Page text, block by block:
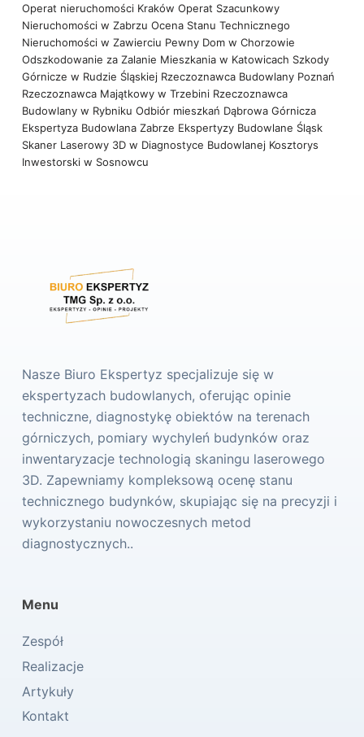
Operat nieruchomości Kraków Operat Szacunkowy
Nieruchomości w Zabrzu Ocena Stanu Technicznego
Nieruchomości w Zawierciu Pewny Dom w Chorzowie
Odszkodowanie za Zalanie Mieszkania w Katowicach Szkody
Górnicze w Rudzie Śląskiej Rzeczoznawca Budowlany Poznań
Rzeczoznawca Majątkowy w Trzebini Rzeczoznawca
Budowlany w Rybniku Odbiór mieszkań Dąbrowa Górnicza
Ekspertyza Budowlana Zabrze Ekspertyzy Budowlane Śląsk
Skaner Laserowy 3D w Diagnostyce Budowlanej Kosztorys
Inwestorski w Sosnowcu
Nasze Biuro Ekspertyz specjalizuje się w
ekspertyzach budowlanych, oferując opinie
techniczne, diagnostykę obiektów na terenach
górniczych, pomiary wychyleń budynków oraz
inwentaryzacje technologią skaningu laserowego
3D. Zapewniamy kompleksową ocenę stanu
technicznego budynków, skupiając się na precyzji i
wykorzystaniu nowoczesnych metod
diagnostycznych..
Menu
Zespół
Realizacje
Artykuły
Kontakt